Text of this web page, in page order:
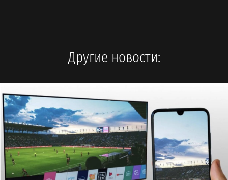
Другие новости: